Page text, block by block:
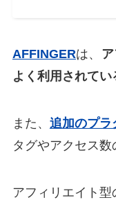
AFFINGERは、
よく利用されて
また、 追加のプラ
タグやアクセス数
アフィリエイト型